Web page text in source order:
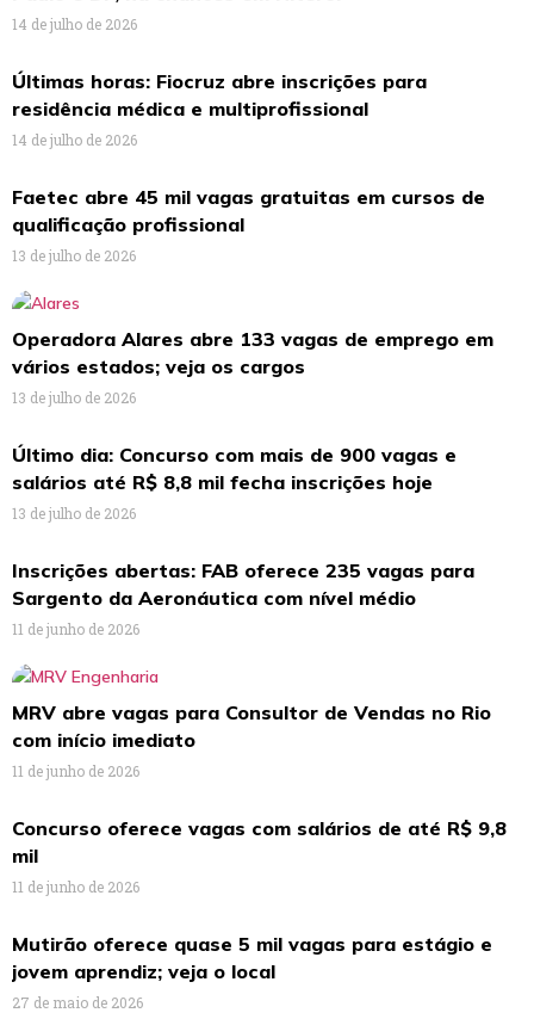
14 de julho de 2026
Últimas horas: Fiocruz abre inscrições para
residência médica e multiprofissional
14 de julho de 2026
Faetec abre 45 mil vagas gratuitas em cursos de
qualificação profissional
13 de julho de 2026
Operadora Alares abre 133 vagas de emprego em
vários estados; veja os cargos
13 de julho de 2026
Último dia: Concurso com mais de 900 vagas e
salários até R$ 8,8 mil fecha inscrições hoje
13 de julho de 2026
Inscrições abertas: FAB oferece 235 vagas para
Sargento da Aeronáutica com nível médio
11 de junho de 2026
MRV abre vagas para Consultor de Vendas no Rio
com início imediato
11 de junho de 2026
Concurso oferece vagas com salários de até R$ 9,8
mil
11 de junho de 2026
Mutirão oferece quase 5 mil vagas para estágio e
jovem aprendiz; veja o local
27 de maio de 2026